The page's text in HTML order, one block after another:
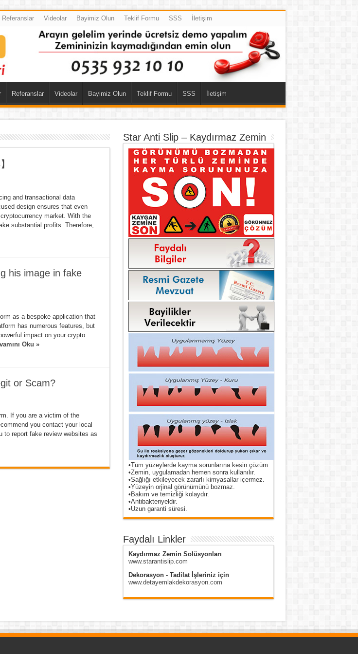
Referanslar Videolar Bayimiz Olun Teklif Formu SSS İletişim
Referanslar Videolar Bayimiz Olun Teklif Formu SSS İletişim
and transactional data
design ensures that even
market. With the
substantial profits. Therefore,
his image in fake
as a bespoke application that
has numerous features, but
impact on your crypto
Oku »
or Scam?
If you are a victim of the
you contact your local
to report fake review websites as
Star Anti Slip – Kaydırmaz Zemin
•Tüm yüzeylerde kayma sorunlarına kesin çözüm
•Zemin, uygulamadan hemen sonra kullanılır.
•Sağlığı etkileyecek zararlı kimyasallar içermez.
•Yüzeyin orjinal görünümünü bozmaz.
•Bakım ve temizliği kolaydır.
•Antibakteriyeldir.
•Uzun garanti süresi.
Faydalı Linkler
Kaydırmaz Zemin Solüsyonları
www.starantislip.com
Dekorasyon - Tadilat İşleriniz için
www.detayemlakdekorasyon.com